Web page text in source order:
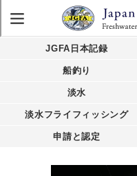
JGFA日本記録
船釣り
淡水
淡水フライフィッシング
申請と認定